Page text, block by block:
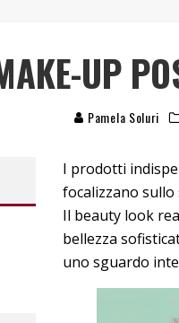
NEI COSTUMI DA BAGNO DA
UP
Pamela Soluri
I prodotti
focalizzano sullo
Il beauty look
bellezza
uno sguardo